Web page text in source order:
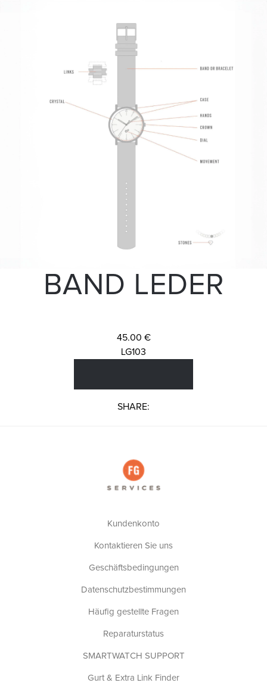
BAND LEDER
45.00 €
LG103
SHARE:
Kundenkonto
Kontaktieren Sie uns
Geschäftsbedingungen
Datenschutzbestimmungen
Häufig gestellte Fragen
Reparaturstatus
SMARTWATCH SUPPORT
Gurt & Extra Link Finder